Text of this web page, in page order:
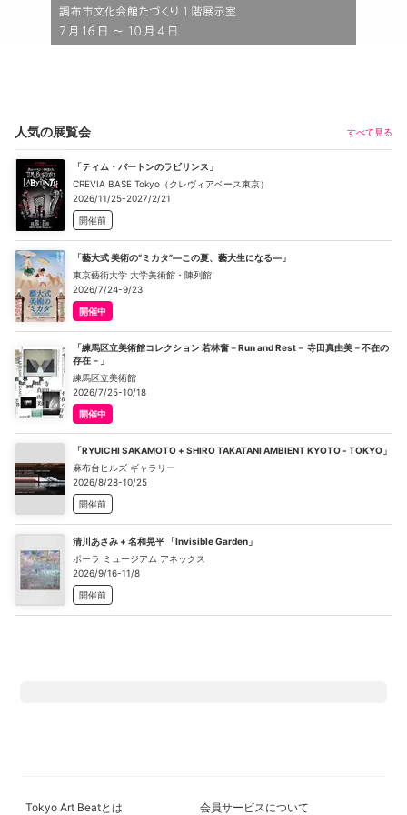
人気の展覧会 すべて見る
「ティム・バートンのラビリンス」
CREVIA BASE Tokyo（クレヴィアベース東京）
2026/11/25-2027/2/21
開催前
「藝大式 美術の“ミカタ”―この夏、藝大生になる―」
東京藝術大学 大学美術館・陳列館
2026/7/24-9/23
開催中
「練馬区立美術館コレクション 若林奮－Run and Rest－ 寺田真由美－不在の
存在－」
練馬区立美術館
2026/7/25-10/18
開催中
「RYUICHI SAKAMOTO + SHIRO TAKATANI AMBIENT KYOTO - TOKYO」
麻布台ヒルズ ギャラリー
2026/8/28-10/25
開催前
清川あさみ + 名和晃平 「Invisible Garden」
ポーラ ミュージアム アネックス
2026/9/16-11/8
開催前
Tokyo Art Beatとは 会員サービスについて